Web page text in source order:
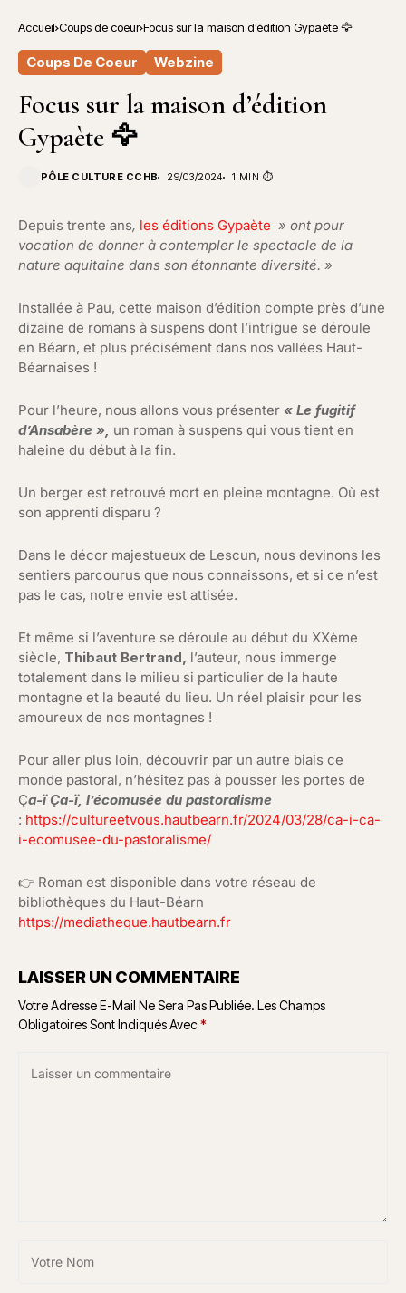
Accueil Coups de coeur Focus sur la maison d’édition Gypaète 🦅
Coups De Coeur Webzine
Focus sur la maison d’édition
Gypaète 🦅
PÔLE CULTURE CCHB 29/03/2024 1 MIN ⏱️
Depuis trente ans, les éditions Gypaète » ont pour
vocation de donner à contempler le spectacle de la
nature aquitaine dans son étonnante diversité. »
Installée à Pau, cette maison d’édition compte près d’une
dizaine de romans à suspens dont l’intrigue se déroule
en Béarn, et plus précisément dans nos vallées Haut-
Béarnaises !
Pour l’heure, nous allons vous présenter « Le fugitif
d’Ansabère », un roman à suspens qui vous tient en
haleine du début à la fin.
Un berger est retrouvé mort en pleine montagne. Où est
son apprenti disparu ?
Dans le décor majestueux de Lescun, nous devinons les
sentiers parcourus que nous connaissons, et si ce n’est
pas le cas, notre envie est attisée.
Et même si l’aventure se déroule au début du XXème
siècle, Thibaut Bertrand, l’auteur, nous immerge
totalement dans le milieu si particulier de la haute
montagne et la beauté du lieu. Un réel plaisir pour les
amoureux de nos montagnes !
Pour aller plus loin, découvrir par un autre biais ce
monde pastoral, n’hésitez pas à pousser les portes de
Ça-ï Ça-ï, l’écomusée du pastoralisme
: https://cultureetvous.hautbearn.fr/2024/03/28/ca-i-ca-
i-ecomusee-du-pastoralisme/
👉 Roman est disponible dans votre réseau de
bibliothèques du Haut-Béarn
https://mediatheque.hautbearn.fr
LAISSER UN COMMENTAIRE
Votre Adresse E-Mail Ne Sera Pas Publiée. Les Champs
Obligatoires Sont Indiqués Avec*